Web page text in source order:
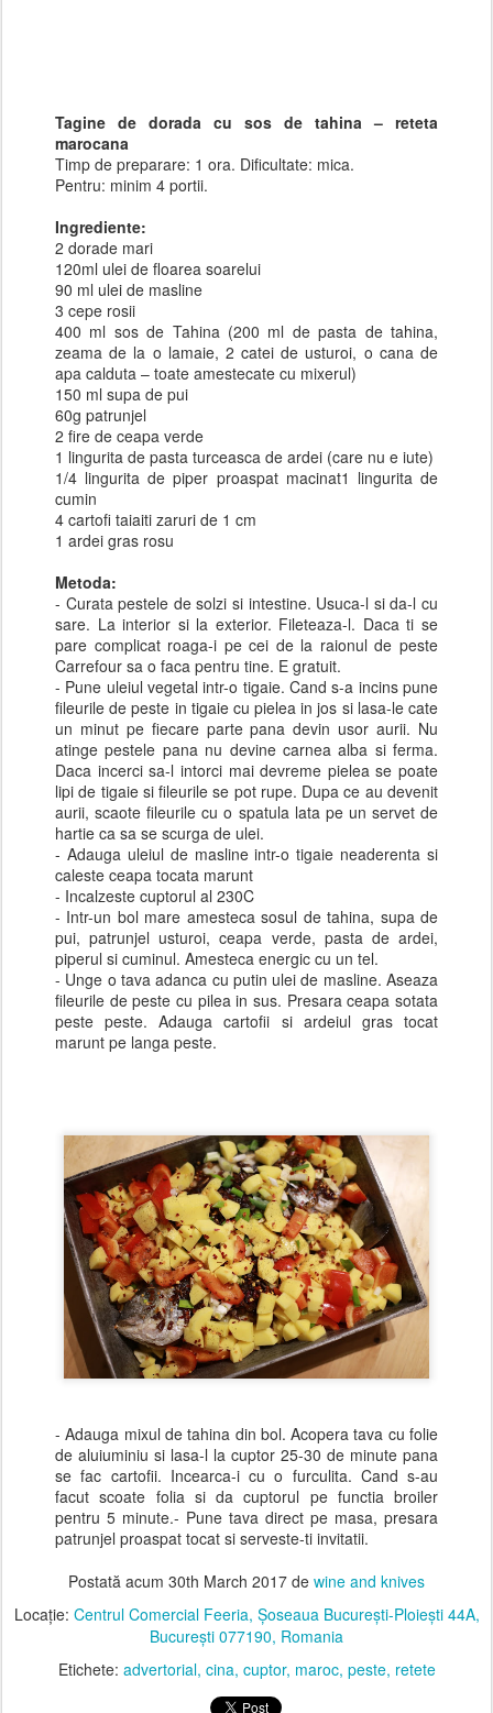
Tagine de dorada cu sos de tahina – reteta
marocana
Timp de preparare: 1 ora. Dificultate: mica.
Pentru: minim 4 portii.
Ingrediente:
2 dorade mari
120ml ulei de floarea soarelui
90 ml ulei de masline
3 cepe rosii
400 ml sos de Tahina (200 ml de pasta de tahina,
zeama de la o lamaie, 2 catei de usturoi, o cana de
apa calduta – toate amestecate cu mixerul)
150 ml supa de pui
60g patrunjel
2 fire de ceapa verde
1 lingurita de pasta turceasca de ardei (care nu e iute)
1/4 lingurita de piper proaspat macinat1 lingurita de
cumin
4 cartofi taiaiti zaruri de 1 cm
1 ardei gras rosu
Metoda:
- Curata pestele de solzi si intestine. Usuca-l si da-l cu
sare. La interior si la exterior. Fileteaza-l. Daca ti se
pare complicat roaga-i pe cei de la raionul de peste
Carrefour sa o faca pentru tine. E gratuit.
- Pune uleiul vegetal intr-o tigaie. Cand s-a incins pune
fileurile de peste in tigaie cu pielea in jos si lasa-le cate
un minut pe fiecare parte pana devin usor aurii. Nu
atinge pestele pana nu devine carnea alba si ferma.
Daca incerci sa-l intorci mai devreme pielea se poate
lipi de tigaie si fileurile se pot rupe. Dupa ce au devenit
aurii, scaote fileurile cu o spatula lata pe un servet de
hartie ca sa se scurga de ulei.
- Adauga uleiul de masline intr-o tigaie neaderenta si
caleste ceapa tocata marunt
- Incalzeste cuptorul al 230C
- Intr-un bol mare amesteca sosul de tahina, supa de
pui, patrunjel usturoi, ceapa verde, pasta de ardei,
piperul si cuminul. Amesteca energic cu un tel.
- Unge o tava adanca cu putin ulei de masline. Aseaza
fileurile de peste cu pilea in sus. Presara ceapa sotata
peste peste. Adauga cartofii si ardeiul gras tocat
marunt pe langa peste.
- Adauga mixul de tahina din bol. Acopera tava cu folie
de aluiuminiu si lasa-l la cuptor 25-30 de minute pana
se fac cartofii. Incearca-i cu o furculita. Cand s-au
facut scoate folia si da cuptorul pe functia broiler
pentru 5 minute.- Pune tava direct pe masa, presara
patrunjel proaspat tocat si serveste-ti invitatii.
Postată acum 30th March 2017 de wine and knives
Locație: Centrul Comercial Feeria, Șoseaua București-Ploiești 44A,
București 077190, Romania
Etichete: advertorial cina cuptor maroc peste retete